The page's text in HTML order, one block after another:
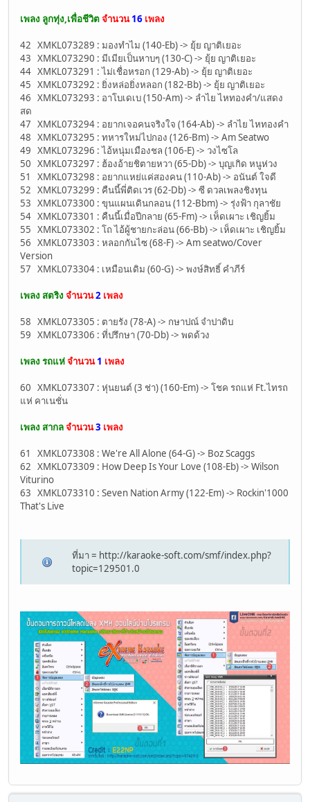
เพลง ลูกทุ่ง,เพื่อชีวิตจำนวน16 เพลง
42 XMKL073289 : มองทำไม (140-Eb) -> ยุ้ย ญาติเยอะ
43 XMKL073290 : มีเมียเป็นหาบๆ (130-C) -> ยุ้ย ญาติเยอะ
44 XMKL073291 : ไม่เชื่อหรอก (129-Ab) -> ยุ้ย ญาติเยอะ
45 XMKL073292 : ยิ่งหล่อยิ่งหลอก (182-Bb) -> ยุ้ย ญาติเยอะ
46 XMKL073293 : อาโบเดเบ (150-Am) -> ลำไย ไหทองคำ/แสดง
สด
47 XMKL073294 : อยากเจอคนจริงใจ (164-Ab) -> ลำไย ไหทองคำ
48 XMKL073295 : ทหารใหม่ไปกอง (126-Bm) -> Am Seatwo
49 XMKL073296 : ไอ้หนุ่มเมืองชล (106-E) -> วงไซโล
50 XMKL073297 : ฮ้องอ้ายชิตายหวา (65-Db) -> บุญเกิด หนูห่วง
51 XMKL073298 : อยากแหย่แค่สองคน (110-Ab) -> อนันต์ ใจดี
52 XMKL073299 : คืนนี้พี่ติดเวร (62-Db) -> ซี ดวลเพลงชิงทุน
53 XMKL073300 : ขุนแผนเดินกลอน (112-Bbm) -> รุ่งฟ้า กุลาชัย
54 XMKL073301 : คืนนี้เมื่อปีกลาย (65-Fm) -> เห็ดเผาะ เชิญยิ้ม
55 XMKL073302 : โถ ไอ้ผู้ชายกะล่อน (66-Bb) -> เห็ดเผาะ เชิญยิ้ม
56 XMKL073303 : หลอกกันไซ (68-F) -> Am seatwo/Cover
Version
57 XMKL073304 : เหมือนเดิม (60-G) -> พงษ์สิทธิ์ คำภีร์
เพลง สตริง จำนวน2 เพลง
58 XMKL073305 : ตายรัง (78-A) -> กษาปณ์ จำปาดิบ
59 XMKL073306 : ที่ปรึกษา (70-Db) -> พดด้วง
เพลง รถแห่จำนวน1 เพลง
60 XMKL073307 : หุ่นยนต์ (3 ช่า) (160-Em) -> โชค รถแห่ Ft.ไทรถ
แห่ คาเนชั่น
เพลง สากลจำนวน3 เพลง
61 XMKL073308 : We're All Alone (64-G) -> Boz Scaggs
62 XMKL073309 : How Deep Is Your Love (108-Eb) -> Wilson
Viturino
63 XMKL073310 : Seven Nation Army (122-Em) -> Rockin'1000
That's Live
ที่มา = http://karaoke-soft.com/smf/index.php?
topic=129501.0